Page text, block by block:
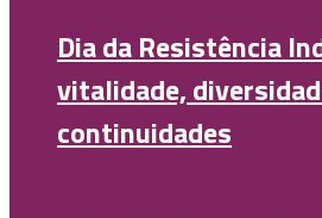
Dia da Resistência
vitalidade,
continuidades